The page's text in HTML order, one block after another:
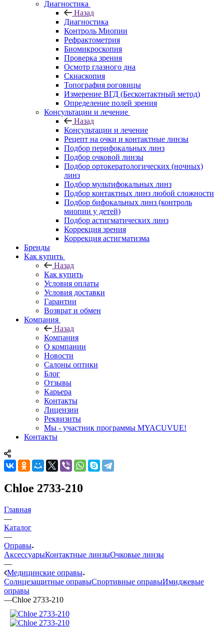
Диагностика
Назад
Диагностика
Контроль Миопии
Рефрактометрия
Биомикроскопия
Проверка зрения
Осмотр глазного дна
Скиаскопия
Топография роговицы
Измерение ВГД (Бесконтактный метод)
Определение полей зрения
Консультации и лечение
Назад
Консультации и лечение
Рецепт на очки и контактные линзы
Подбор перифокальных линз
Подбор очковой линзы
Подбор ортокератологических (ночных)
линз
Подбор мультифокальных линз
Подбор контактных линз любой сложности
Подбор бифокальных линз (контроль
миопии у детей)
Подбор астигматических линз
Коррекция зрения
Коррекция астигматизма
Бренды
Как купить
Назад
Как купить
Условия оплаты
Условия доставки
Гарантии
Возврат и обмен
Компания
Назад
Компания
О компании
Новости
Салоны оптики
Блог
Отзывы
Карьера
Контакты
Лицензии
Реквизиты
Мы - участник программы MYACUVUE!
Контакты
Chloe 2733-210
Главная
—
Каталог
—
Оправы
АксессуарыКонтактные линзыОчковые линзы
—
Медицинские оправы
Солнцезащитные оправыСпортивные оправыИмиджевые
оправы
—Chloe 2733-210